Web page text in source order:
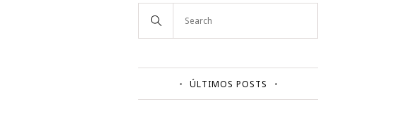
ÚLTIMOS POSTS